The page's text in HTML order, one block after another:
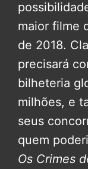
maior filme
de 2018.
precisará
bilheteria
milhões, e
seus
quem
Os Crimes